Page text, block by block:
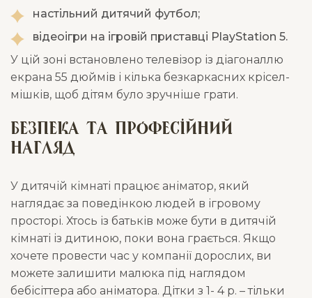
настільний дитячий футбол;
відеоігри на ігровій приставці PlayStation 5.
У цій зоні встановлено телевізор із діагоналлю
екрана 55 дюймів і кілька безкаркасних крісел-
мішків, щоб дітям було зручніше грати.
Безпека та професійний
нагляд
У дитячій кімнаті працює аніматор, який
наглядає за поведінкою людей в ігровому
просторі. Хтось із батьків може бути в дитячій
кімнаті із дитиною, поки вона грається. Якщо
хочете провести час у компанії дорослих, ви
можете залишити малюка під наглядом
бебісіттера або аніматора. Дітки з 1- 4 р. – тільки